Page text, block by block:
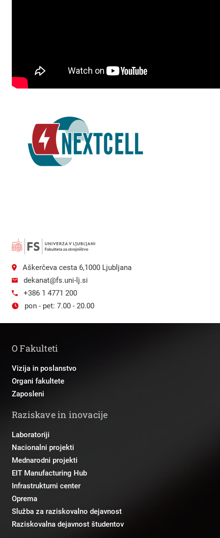
Aškerčeva cesta 6,1000 Ljubljana
dekanat@fs.uni-lj.si
+386 1 4771 200
pon - pet: 7.00 - 20.00
O Fakulteti
Vizija in poslanstvo
Organi fakultete
Zaposleni
Raziskave in inovacije
Laboratoriji
Nacionalni projekti
Mednarodni projekti
EIT Manufacturing Hub
Infrastrukturni center
Oprema
Služba za raziskovalno dejavnost
Raziskovalna dejavnost študentov